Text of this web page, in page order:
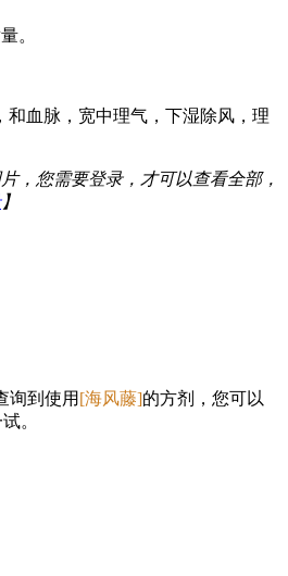
。
和血脉，宽中理气，下湿除风，理
，您需要登录，才可以查看全部，
】
询到使用 [海风藤]的方剂，您可以
。